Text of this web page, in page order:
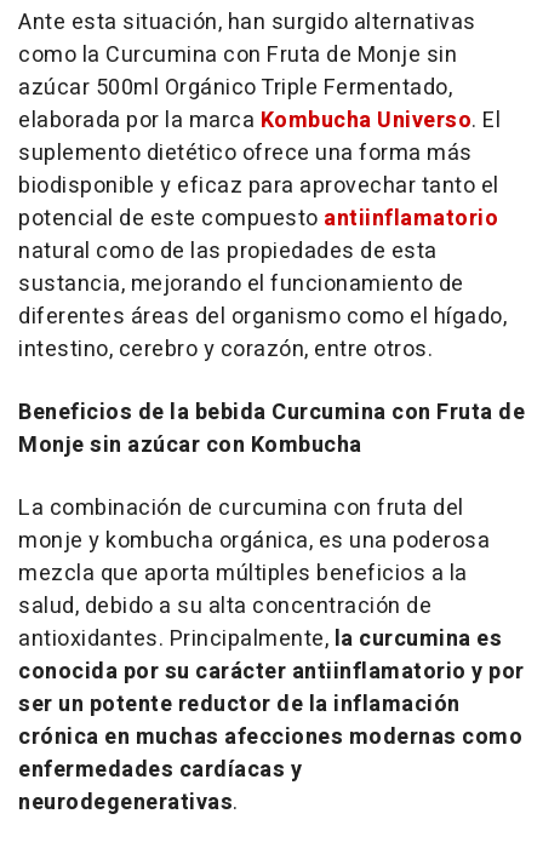
Ante esta situación, han surgido alternativas
como la Curcumina con Fruta de Monje sin
azúcar 500ml Orgánico Triple Fermentado,
elaborada por la marca Kombucha Universo. El
suplemento dietético ofrece una forma más
biodisponible y eficaz para aprovechar tanto el
potencial de este compuesto antiinflamatorio
natural como de las propiedades de esta
sustancia, mejorando el funcionamiento de
diferentes áreas del organismo como el hígado,
intestino, cerebro y corazón, entre otros.
Beneficios de la bebida Curcumina con Fruta de
Monje sin azúcar con Kombucha
La combinación de curcumina con fruta del
monje y kombucha orgánica, es una poderosa
mezcla que aporta múltiples beneficios a la
salud, debido a su alta concentración de
antioxidantes. Principalmente, la curcumina es
conocida por su carácter antiinflamatorio y por
ser un potente reductor de la inflamación
crónica en muchas afecciones modernas como
enfermedades cardíacas y
neurodegenerativas.